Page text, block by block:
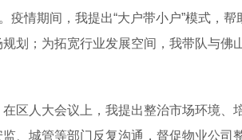
情期间，我提出“大户带小户”模式，帮
划；为拓宽行业发展空间，我带队与佛
人大会议上，我提出整治市场环境、
、城管等部门反复沟通，督促物业公司整